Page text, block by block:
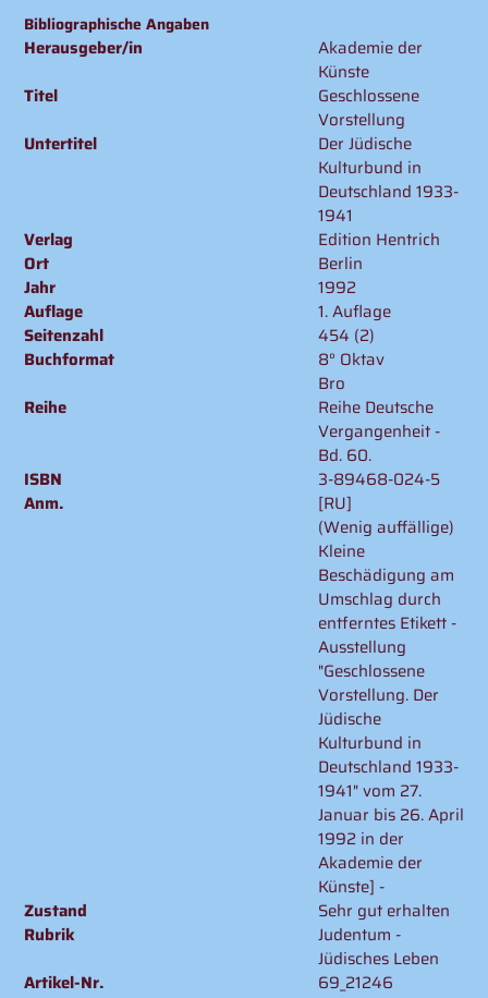
wird
zum
Warenkorb
Bibliographische Angaben
Herausgeber/in
Akademie der
Künste
Titel
Geschlossene
Vorstellung
Untertitel
Der Jüdische
Kulturbund in
Deutschland 1933-
1941
Verlag
Edition Hentrich
Ort
Berlin
Jahr
1992
Auflage
1. Auflage
Seitenzahl
454 (2)
Buchformat
8° Oktav
Bro
Reihe
Reihe Deutsche
Vergangenheit -
Bd. 60.
ISBN
3-89468-024-5
Anm.
[RU]
(Wenig auffällige)
Kleine
Beschädigung am
Umschlag durch
entferntes Etikett -
Ausstellung
"Geschlossene
Vorstellung. Der
Jüdische
Kulturbund in
Deutschland 1933-
1941" vom 27.
Januar bis 26. April
1992 in der
Akademie der
Künste] -
Zustand
Sehr gut erhalten
Rubrik
Judentum -
Jüdisches Leben
Artikel-Nr.
69_21246